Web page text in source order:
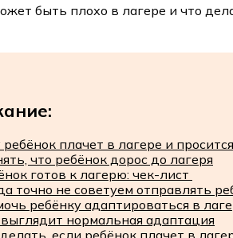
быть плохо в лагере и что
плачет в лагере и
что ребёнок дорос до лагеря
готов к лагерю: чек-лист
точно не советуем отправлять
ребёнку адаптироваться в
нормальная адаптация